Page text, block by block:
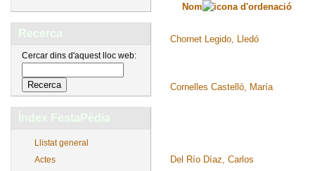
Recerca
Cercar dins d'aquest lloc web:
Índex FestaPèdia
Llistat general
Actes
Nom
Chornet Legido, Lledó
Cornelles Castelló, María
Del Río Díaz, Carlos